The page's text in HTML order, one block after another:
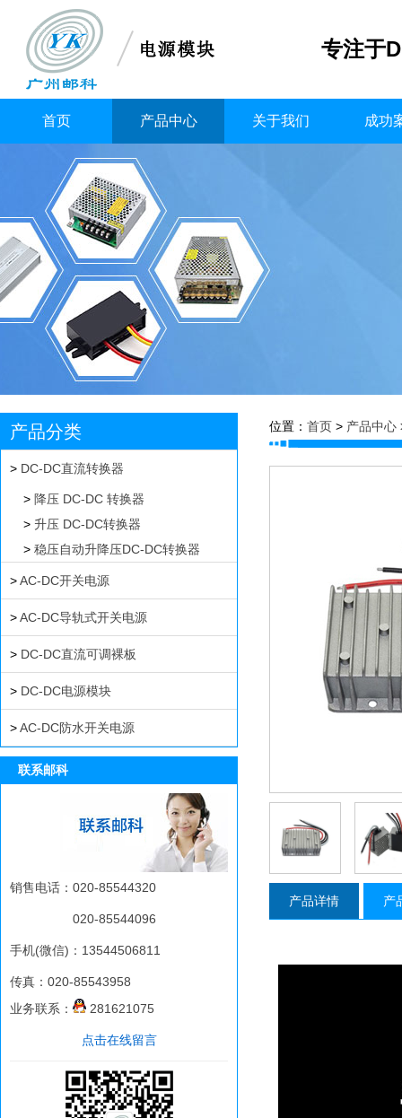
专注于
首页 产品中心 关于我们 成功
产品分类
> DC-DC直流转换器
> 降压 DC-DC 转换器
> 升压 DC-DC转换器
> 稳压自动升降压DC-DC转换器
>AC-DC开关电源
>AC-DC导轨式开关电源
> DC-DC直流可调裸板
> DC-DC电源模块
>AC-DC防水开关电源
联系邮科
销售电话：020-85544320
020-85544096
手机(微信)：13544506811
传真：020-85543958
业务联系：
281621075
点击在线留言
位置： 首页 > 产品中心
产品详情 产